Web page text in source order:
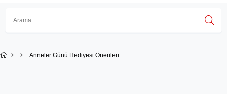
Anneler Günü Hediyesi Önerileri